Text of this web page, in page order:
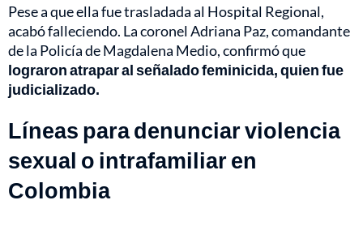
Pese a que ella fue trasladada al Hospital Regional,
acabó falleciendo. La coronel Adriana Paz, comandante
de la Policía de Magdalena Medio, confirmó que
lograron atrapar al señalado feminicida, quien fue
judicializado.
Líneas para denunciar violencia
sexual o intrafamiliar en
Colombia